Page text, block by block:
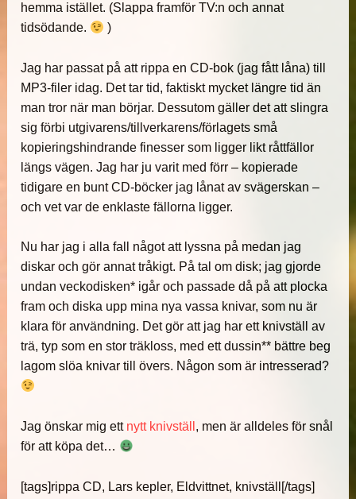
hemma istället. (Slappa framför TV:n och annat
tidsödande.
)
Jag har passat på att rippa en CD-bok (jag fått låna) till
MP3-filer idag. Det tar tid, faktiskt mycket längre tid än
man tror när man börjar. Dessutom gäller det att slingra
sig förbi utgivarens/tillverkarens/förlagets små
kopieringshindrande finesser som ligger likt råttfällor
längs vägen. Jag har ju varit med förr – kopierade
tidigare en bunt CD-böcker jag lånat av svägerskan –
och vet var de enklaste fällorna ligger.
Nu har jag i alla fall något att lyssna på medan jag
diskar och gör annat tråkigt. På tal om disk; jag gjorde
undan veckodisken* igår och passade då på att plocka
fram och diska upp mina nya vassa knivar, som nu är
klara för användning. Det gör att jag har ett knivställ av
trä, typ som en stor träkloss, med ett dussin** bättre beg
lagom slöa knivar till övers. Någon som är intresserad?
Jag önskar mig ett nytt knivställ , men är alldeles för snål
för att köpa det…
[tags]rippa CD, Lars kepler, Eldvittnet, knivställ[/tags]